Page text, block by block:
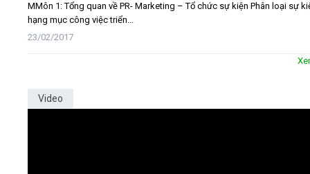
MMôn 1: Tổng quan về PR- Marketing – Tổ chức sự kiện Phân loại sự
hạng mục công việc triển...
23/02/2017
Video